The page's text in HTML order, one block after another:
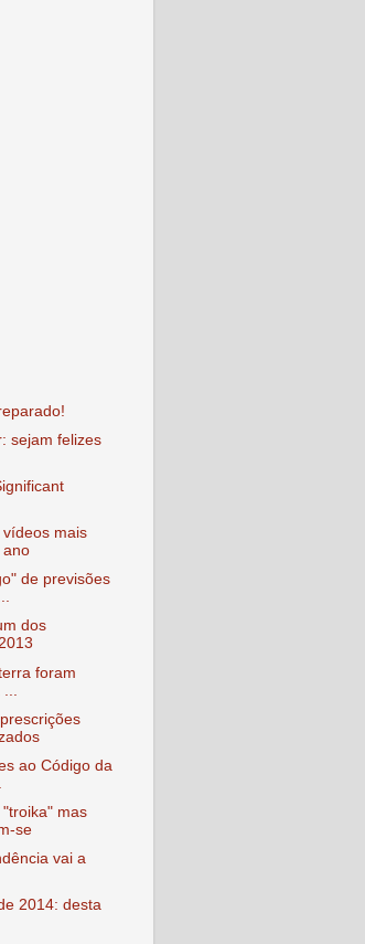
sejam felizes
mais
ano
de previsões
dos
foram
ao Código da
mas
se
vai a
2014: desta